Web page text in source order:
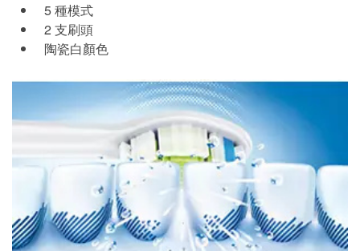
5 種模式
2 支刷頭
陶瓷白顏色